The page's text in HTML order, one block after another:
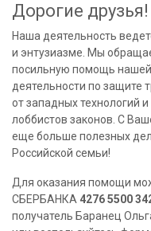
Дорогие друзья!
Наша деятельность
и энтузиазме. Мы
посильную помощь
деятельности по защите
от западных технологий
лоббистов законов. С
еще больше полезных
Российской семьи!
Для оказания помощи
СБЕРБАНКА 4276 5500
получатель Баранец